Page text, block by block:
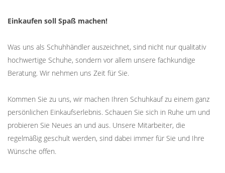
Einkaufen soll Spaß machen!
Was uns als Schuhhändler auszeichnet, sind nicht nur qualitativ
hochwertige Schuhe, sondern vor allem unsere fachkundige
Beratung. Wir nehmen uns Zeit für Sie.
Kommen Sie zu uns, wir machen Ihren Schuhkauf zu einem ganz
persönlichen Einkaufserlebnis. Schauen Sie sich in Ruhe um und
probieren Sie Neues an und aus. Unsere Mitarbeiter, die
regelmäßig geschult werden, sind dabei immer für Sie und Ihre
Wünsche offen.